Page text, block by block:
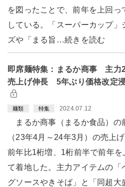
を図ったことで、前年を上回っ
している。「スーパーカップ」
ズや「まる旨…続きを読む
即席麺特集：まるか商事 主力
売上げ伸長 5年ぶり価格改定
麺類 特集 2024.07.12
まるか商事（まるか食品）の
（23年4月～24年3月）の売上げ
前年比1桁増、1桁前半で前年を
て着地した。主力アイテムの「
グソースやきそば」と「同超大